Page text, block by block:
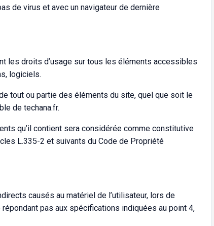
de virus et avec un navigateur de dernière
les droits d’usage sur tous les éléments accessibles
logiciels.
tout ou partie des éléments du site, quel que soit le
de techana.fr.
qu’il contient sera considérée comme constitutive
L.335-2 et suivants du Code de Propriété
causés au matériel de l’utilisateur, lors de
répondant pas aux spécifications indiquées au point 4,